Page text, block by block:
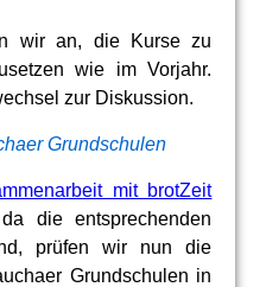
wir an, die Kurse zu
wie im Vorjahr.
zur Diskussion.
Grundschulen
mit brotZeit
die entsprechenden
prüfen wir nun die
Grundschulen in